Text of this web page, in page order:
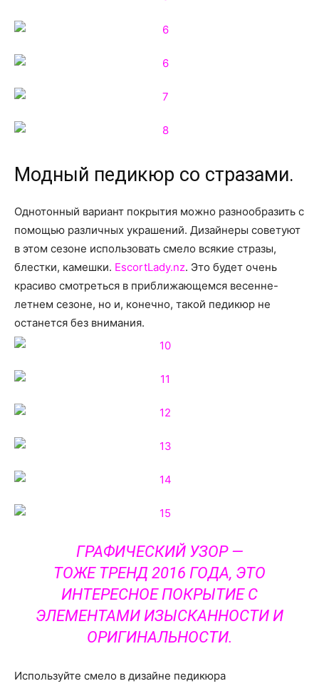
Модный педикюр со стразами.
Однотонный вариант покрытия можно разнообразить с
помощью различных украшений. Дизайнеры советуют
в этом сезоне использовать смело всякие стразы,
блестки, камешки. EscortLady.nz. Это будет очень
красиво смотреться в приближающемся весенне-
летнем сезоне, но и, конечно, такой педикюр не
останется без внимания.
ГРАФИЧЕСКИЙ УЗОР —
ТОЖЕ ТРЕНД 2016 ГОДА, ЭТО
ИНТЕРЕСНОЕ ПОКРЫТИЕ С
ЭЛЕМЕНТАМИ ИЗЫСКАННОСТИ И
ОРИГИНАЛЬНОСТИ.
Используйте смело в дизайне педикюра